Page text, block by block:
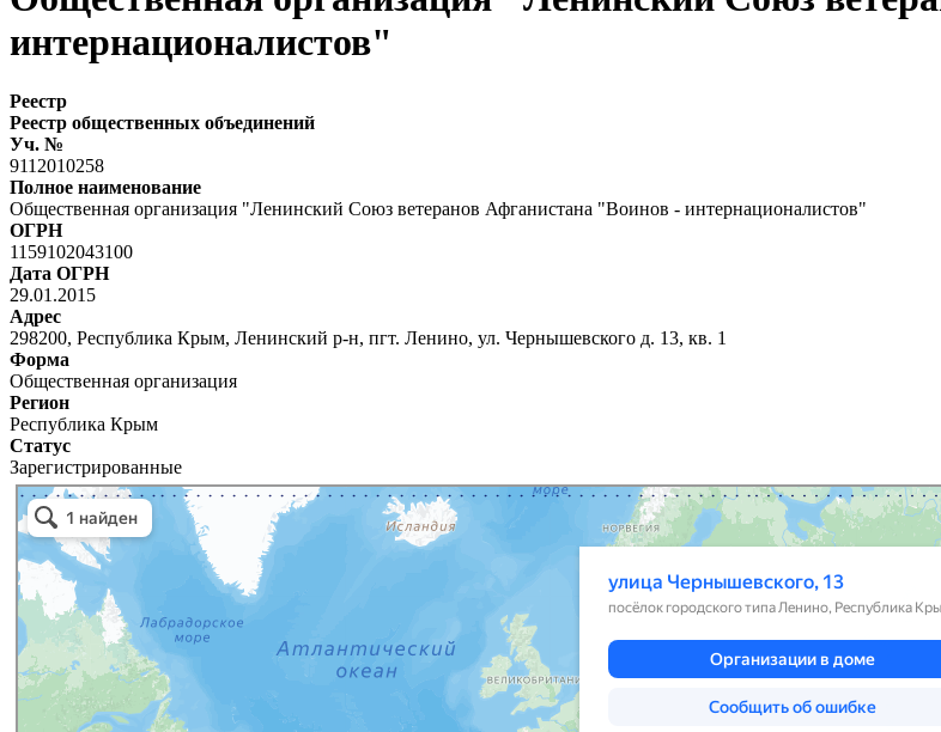
интернационалистов"
Реестр
Реестр общественных объединений
Уч. №
9112010258
Полное наименование
Общественная организация "Ленинский Союз ветеранов Афганистана "Воинов - интернационалистов"
ОГРН
1159102043100
Дата ОГРН
29.01.2015
Адрес
298200, Республика Крым, Ленинский р-н, пгт. Ленино, ул. Чернышевского д. 13, кв. 1
Форма
Общественная организация
Регион
Республика Крым
Статус
Зарегистрированные